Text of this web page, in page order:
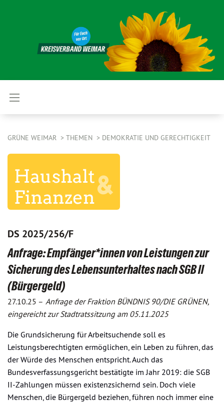
GRÜNE WEIMAR THEMEN DEMOKRATIE UND GERECHTIGKEIT
DS 2025/256/F
Anfrage: Empfänger*innen von Leistungen zur
Sicherung des Lebensunterhaltes nach SGB II
(Bürgergeld)
27.10.25 – Anfrage der Fraktion BÜNDNIS 90/DIE GRÜNEN,
eingereicht zur Stadtratssitzung am 05.11.2025
Die Grundsicherung für Arbeitsuchende soll es
Leistungsberechtigten ermöglichen, ein Leben zu führen, das
der Würde des Menschen entspricht. Auch das
Bundesverfassungsgericht bestätigte im Jahr 2019: die SGB
II-Zahlungen müssen existenzsichernd sein. Doch viele
Menschen, die Bürgergeld beziehen, führen noch immer eine